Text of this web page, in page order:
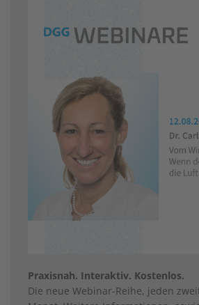
Praxisnah. Interaktiv. Kostenlos.
Die neue Webinar-Reihe, jeden